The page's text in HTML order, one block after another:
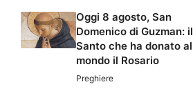
Oggi 8 agosto, San
Domenico di Guzman: il
Santo che ha donato al
mondo il Rosario
Preghiere